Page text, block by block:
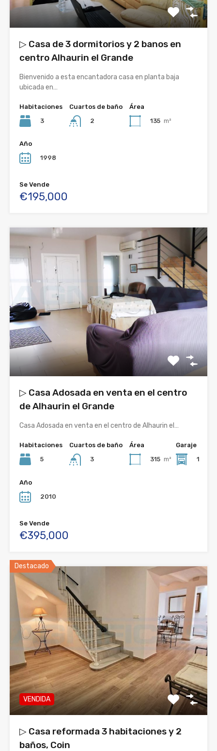
▷ Casa de 3 dormitorios y 2 banos en
centro Alhaurin el Grande
Bienvenido a esta encantadora casa en planta baja
ubicada en…
Habitaciones
3
Cuartos de baño
2
Área
135 m²
Año
1998
Se Vende
€195,000
▷ Casa Adosada en venta en el centro
de Alhaurin el Grande
Casa Adosada en venta en el centro de Alhaurin el…
Habitaciones
5
Cuartos de baño
3
Área
315 m²
Garaje
1
Año
2010
Se Vende
€395,000
Destacado
VENDIDA
▷ Casa reformada 3 habitaciones y 2
baños, Coin